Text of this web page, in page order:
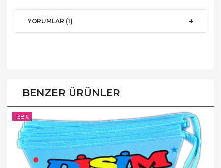
YORUMLAR (1)
BENZER ÜRÜNLER
-38%